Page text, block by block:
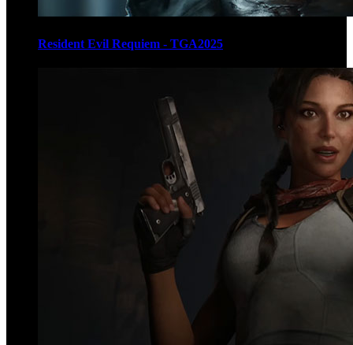
Resident Evil Requiem - TGA2025